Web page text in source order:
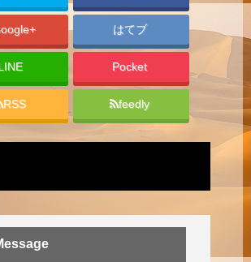
はてブ
Pocket
RSS feedly